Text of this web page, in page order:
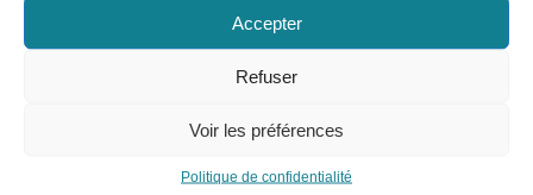
Accepter
Refuser
Voir les préférences
Politique de confidentialité
+33 (0)6 03 40 33 52